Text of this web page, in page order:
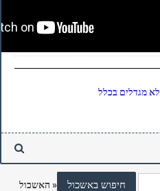
מגדלים בכלל
« האשכול